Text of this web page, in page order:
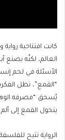
كانت افتتاحية
العالم، لكنّه يصنع
الأسئلة في لحم
“القمع”، تظل
يُسحق “مصرفه
يتحول القمع إلى
الرواية تتيح